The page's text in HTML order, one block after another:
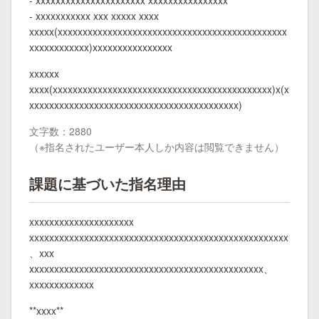
- xxxxxxxxxxx xxx xxxxx xxxx
xxxxx(xxxxxxxxxxxxxxxxxxxxxxxxxxxxxxxxxxxxxxxxxxxxxx
xxxxxxxxxxxx)xxxxxxxxxxxxxxxx
xxxxxx
xxxx(xxxxxxxxxxxxxxxxxxxxxxxxxxxxxxxxxxxxxxxxxxxx)x(x
xxxxxxxxxxxxxxxxxxxxxxxxxxxxxxxxxxxxxxxxxx)
文字数：2880
（※指名されたユーザー本人しか内容は閲覧できません）
課題に基づいた指名理由
xxxxxxxxxxxxxxxxxxxxx
xxxxxxxxxxxxxxxxxxxxxxxxxxxxxxxxxxxxxxxxxxxxxxxxxxxx
、xxx
xxxxxxxxxxxxxxxxxxxxxxxxxxxxxxxxxxxxxxxxxxxxxxx、
xxxxxxxxxxxxx
**xxxx**